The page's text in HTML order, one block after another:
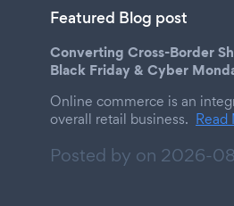
Featured Blog post
Converting Cross-Border
Black Friday & Cyber
Online commerce is an
overall retail business. Read
Posted by on 2026-